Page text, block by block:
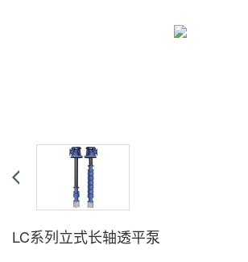
LC系列立式长轴透平泵